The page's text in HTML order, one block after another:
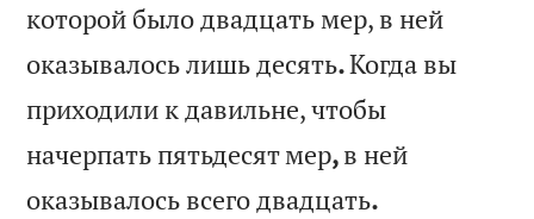
которой былодвадцатьмер, в ней
оказывалосьлишьдесять.Когда вы
приходили кдавильне,чтобы
начерпать пятьдесятмер,в ней
оказывалось всегодвадцать.